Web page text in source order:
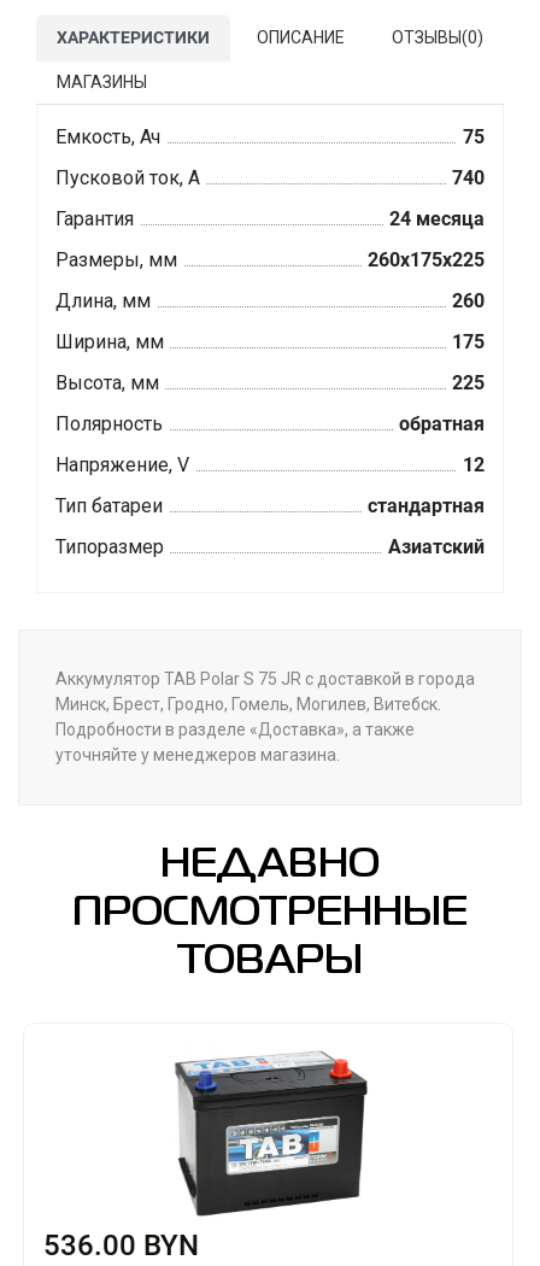
ХАРАКТЕРИСТИКИ ОПИСАНИЕ ОТЗЫВЫ(0)
МАГАЗИНЫ
Емкость, Ач
75
Пусковой ток, А
740
Гарантия
24 месяца
Размеры, мм
260x175x225
Длина, мм
260
Ширина, мм
175
Высота, мм
225
Полярность
обратная
Напряжение, V
12
Тип батареи
стандартная
Типоразмер
Азиатский
Аккумулятор TAB Polar S 75 JR с доставкой в города
Минск, Брест, Гродно, Гомель, Могилев, Витебск.
Подробности в разделе «Доставка», а также
уточняйте у менеджеров магазина.
НЕДАВНО
ПРОСМОТРЕННЫЕ
ТОВАРЫ
536.00 BYN